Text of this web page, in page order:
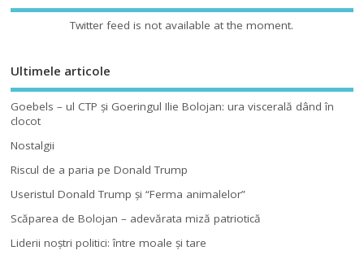
Twitter feed is not available at the moment.
Ultimele articole
Goebels – ul CTP şi Goeringul Ilie Bolojan: ura viscerală dând în
clocot
Nostalgii
Riscul de a paria pe Donald Trump
Useristul Donald Trump şi “Ferma animalelor”
Scăparea de Bolojan – adevărata miză patriotică
Liderii noştri politici: între moale şi tare